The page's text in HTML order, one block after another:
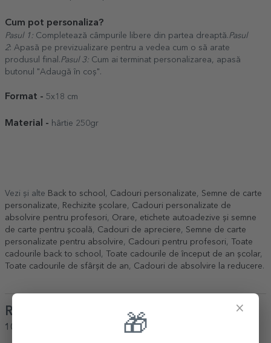
Cum pot personaliza?
Pasul 1: Completează câmpurile libere din partea dreaptă. Pasul
2: Apasă pe previzualizare pentru a vedea cum o să arate
produsul final. Pasul 3: Cum ai terminat personalizarea, apasă
butonul "Adaugă în coș".
Format - 5x18 cm
Material - hârtie 250gr
Vezi și alte Back to school Cadouri personalizate
Semne de carte
personalizate
Rechizite școlare
Cadouri personalizate de
absolvire pentru profesori
Orare, etichete autoadezive și semne
de carte pentru școală
Cadouri de apreciere
Semne de carte
personalizate pentru absolvire
Cadouri pentru profesori
Toate
cadourile back to school
Toate cadourile de început de an școlar,
Toate cadourile de sfârșit de an
Cadouri de absolvire la reducere.
Review-uri
100%
ar recomanda unui prieten
×
🎁